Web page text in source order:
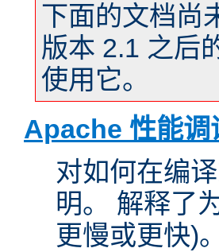
下面的文档尚
版本 2.1 之后
使用它。
Apache 性能调
对如何在编
明。 解释了
更慢或更快)。